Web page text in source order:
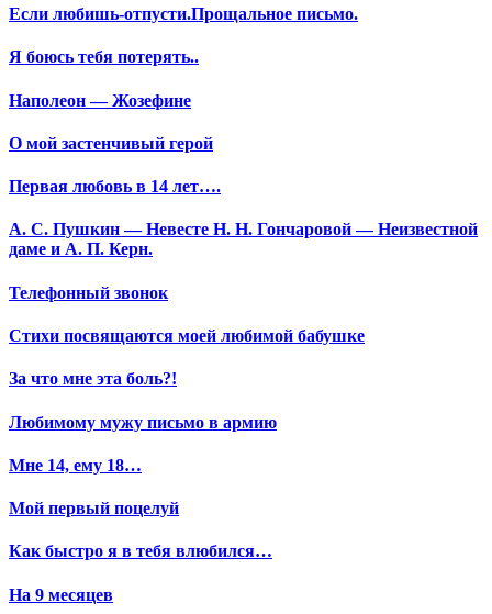
Если любишь-отпусти.Прощальное письмо.
Я боюсь тебя потерять..
Наполеон — Жозефине
О мой застенчивый герой
Первая любовь в 14 лет….
А. С. Пушкин — Невесте Н. Н. Гончаровой — Неизвестной
даме и А. П. Керн.
Телефонный звонок
Стихи посвящаются моей любимой бабушке
За что мне эта боль?!
Любимому мужу письмо в армию
Мне 14, ему 18…
Мой первый поцелуй
Как быстро я в тебя влюбился…
На 9 месяцев